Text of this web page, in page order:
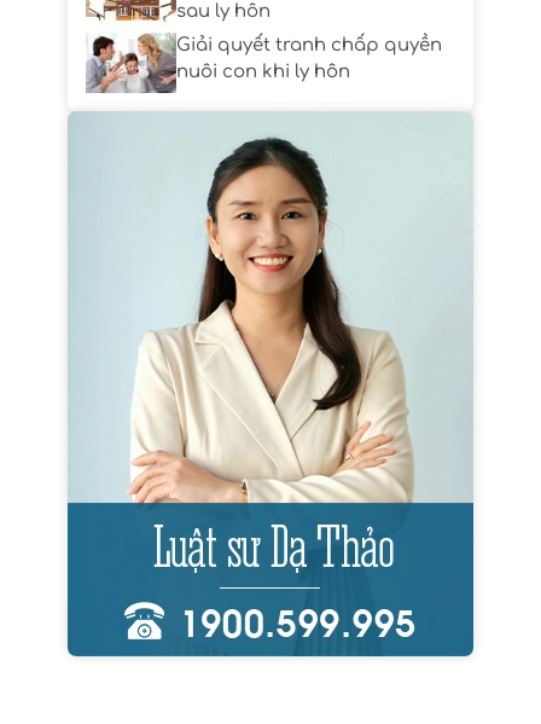
sau ly hôn
Giải quyết tranh chấp quyền
nuôi con khi ly hôn